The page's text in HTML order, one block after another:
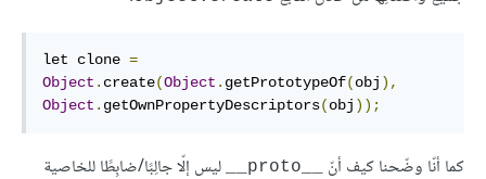
let clone =
Object . create(Object . getPrototypeOf(obj ),
Object . getOwnPropertyDescriptors(obj ));
كما أنّا وضّحنا كيف أنّ ليس إلّا جالِبًا/ضابِطًا للخاصية